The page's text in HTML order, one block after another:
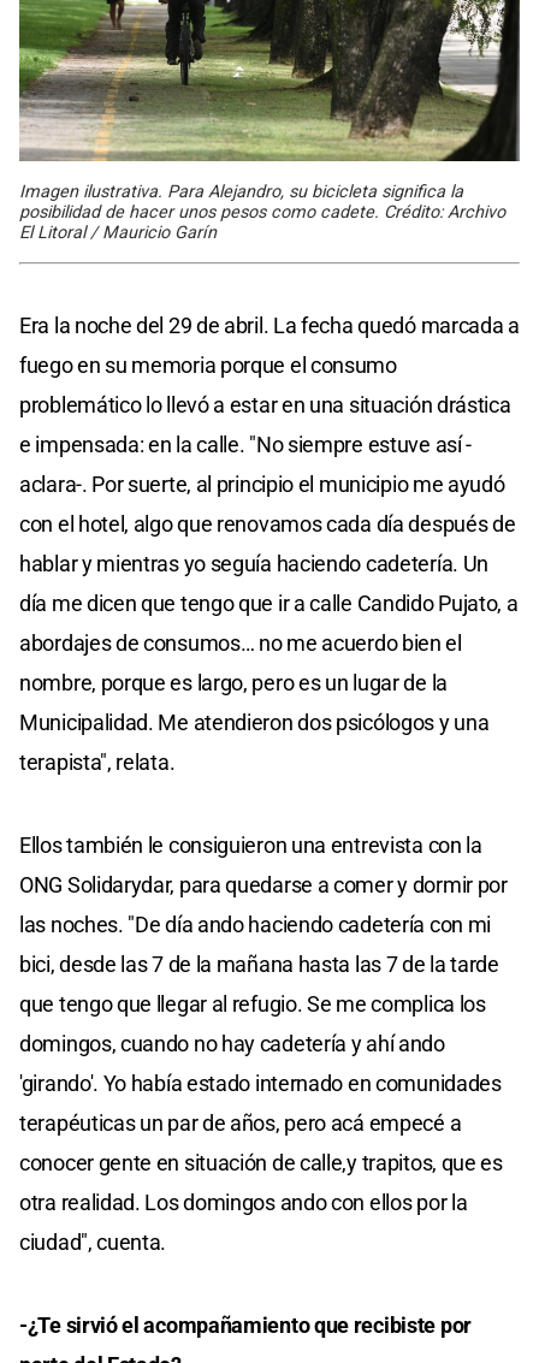
Imagen ilustrativa. Para Alejandro, su bicicleta significa la
posibilidad de hacer unos pesos como cadete. Crédito: Archivo
El Litoral / Mauricio Garín
Era la noche del 29 de abril. La fecha quedó marcada a
fuego en su memoria porque el consumo
problemático lo llevó a estar en una situación drástica
e impensada: en la calle. "No siempre estuve así -
aclara-. Por suerte, al principio el municipio me ayudó
con el hotel, algo que renovamos cada día después de
hablar y mientras yo seguía haciendo cadetería. Un
día me dicen que tengo que ir a calle Candido Pujato, a
abordajes de consumos… no me acuerdo bien el
nombre, porque es largo, pero es un lugar de la
Municipalidad. Me atendieron dos psicólogos y una
terapista", relata.
Ellos también le consiguieron una entrevista con la
ONG Solidarydar, para quedarse a comer y dormir por
las noches. "De día ando haciendo cadetería con mi
bici, desde las 7 de la mañana hasta las 7 de la tarde
que tengo que llegar al refugio. Se me complica los
domingos, cuando no hay cadetería y ahí ando
'girando'. Yo había estado internado en comunidades
terapéuticas un par de años, pero acá empecé a
conocer gente en situación de calle,y trapitos, que es
otra realidad. Los domingos ando con ellos por la
ciudad", cuenta.
-¿Te sirvió el acompañamiento que recibiste por